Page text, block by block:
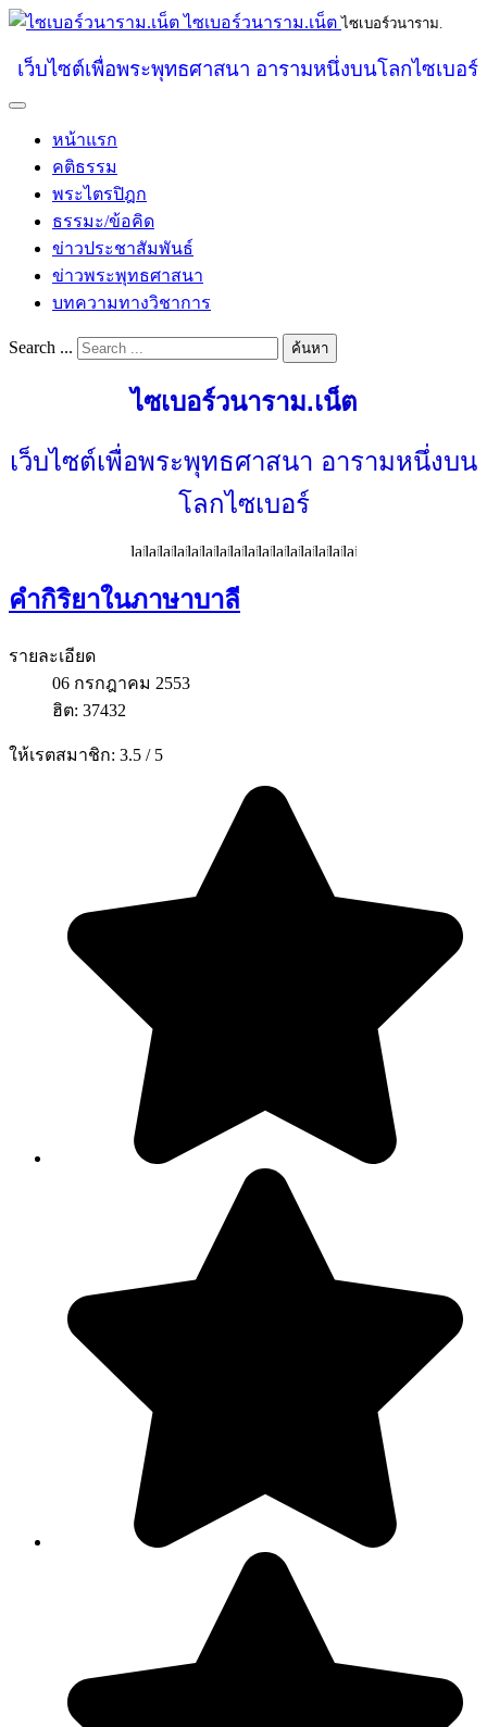
ไซเบอร์วนาราม.เน็ต ไซเบอร์วนาราม.
เว็บไซต์เพื่อพระพุทธศาสนา อารามหนึ่งบนโลกไซเบอร์
หน้าแรก
คติธรรม
พระไตรปิฎก
ธรรมะ/ข้อคิด
ข่าวประชาสัมพันธ์
ข่าวพระพุทธศาสนา
บทความทางวิชาการ
Search ... ค้นหา
ไซเบอร์วนาราม.เน็ต
เว็บไซต์เพื่อพระพุทธศาสนา อารามหนึ่งบน
โลกไซเบอร์
คำกิริยาในภาษาบาลี
รายละเอียด
06 กรกฎาคม 2553
ฮิต: 37432
ให้เรตสมาชิก: 3.5 / 5